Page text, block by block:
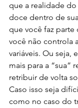
que a realidade do
doce dentro de
que você faz
você não controla
variáveis. Ou seja,
mais para a “sua”
retribuir de volta
Caso isso seja
como no caso do